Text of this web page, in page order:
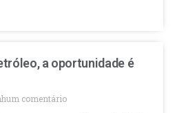
a oportunidade é
comentário